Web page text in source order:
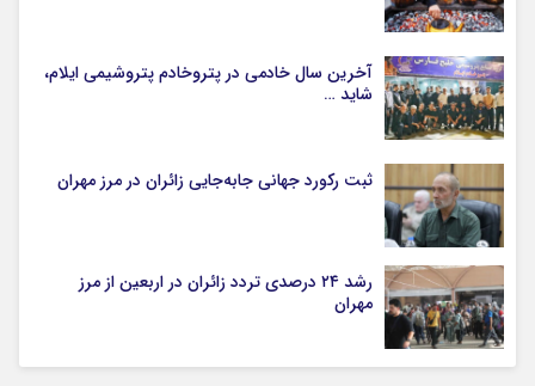
آخرین سال خادمی در پتروخادم پتروشیمی ایلام،
شاید …
ثبت رکورد جهانی جابه‌جایی زائران در مرز مهران
رشد ۲۴ درصدی تردد زائران در اربعین از مرز
مهران